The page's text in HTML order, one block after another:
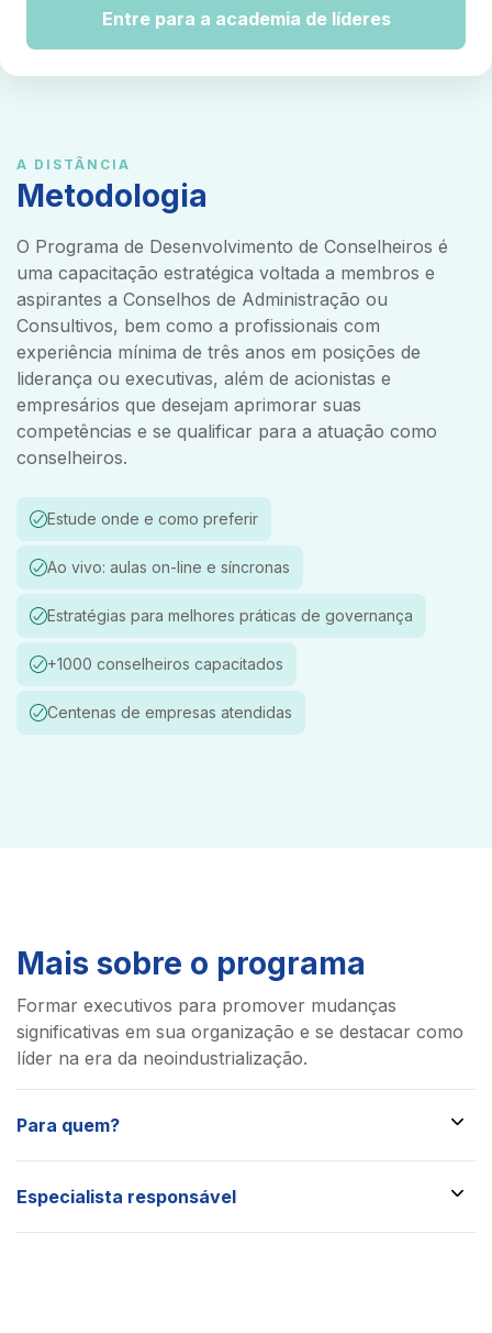
Entre para a academia de líderes
A DISTÂNCIA
Metodologia
O Programa de Desenvolvimento de Conselheiros é
uma capacitação estratégica voltada a membros e
aspirantes a Conselhos de Administração ou
Consultivos, bem como a profissionais com
experiência mínima de três anos em posições de
liderança ou executivas, além de acionistas e
empresários que desejam aprimorar suas
competências e se qualificar para a atuação como
conselheiros.
Estude onde e como preferir
Ao vivo: aulas on-line e síncronas
Estratégias para melhores práticas de governança
+1000 conselheiros capacitados
Centenas de empresas atendidas
Mais sobre o programa
Formar executivos para promover mudanças
significativas em sua organização e se destacar como
líder na era da neoindustrialização.
Para quem?
estratégica para membros de conselhos consultivos,
conselho de administração, e profissionais com
Especialista responsável